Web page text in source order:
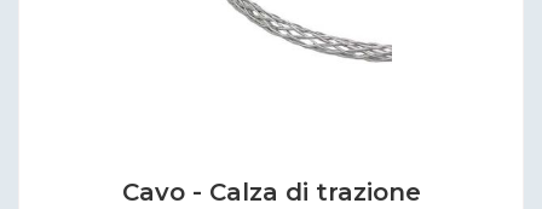
Cavo - Calza di trazione